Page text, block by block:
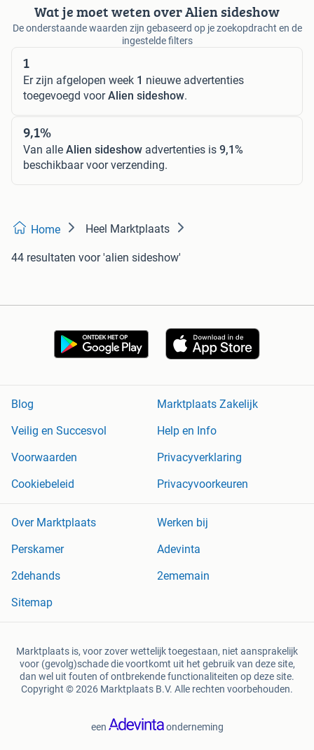
Wat je moet weten over Alien sideshow
De onderstaande waarden zijn gebaseerd op je zoekopdracht en de
ingestelde filters
1
Er zijn afgelopen week 1 nieuwe advertenties
toegevoegd voorAlien sideshow.
9,1%
Van alle Alien sideshow advertenties is 9,1%
beschikbaar voor verzending.
Home Heel Marktplaats
44 resultaten voor 'alien sideshow'
Blog
Marktplaats Zakelijk
Veilig en Succesvol
Help en Info
Voorwaarden
Privacyverklaring
Cookiebeleid
Privacyvoorkeuren
Over Marktplaats
Werken bij
Perskamer
Adevinta
2dehands
2ememain
Sitemap
Marktplaats is, voor zover wettelijk toegestaan, niet aansprakelijk
voor (gevolg)schade die voortkomt uit het gebruik van deze site,
dan wel uit fouten of ontbrekende functionaliteiten op deze site.
Copyright © 2026 Marktplaats B.V. Alle rechten voorbehouden.
een onderneming